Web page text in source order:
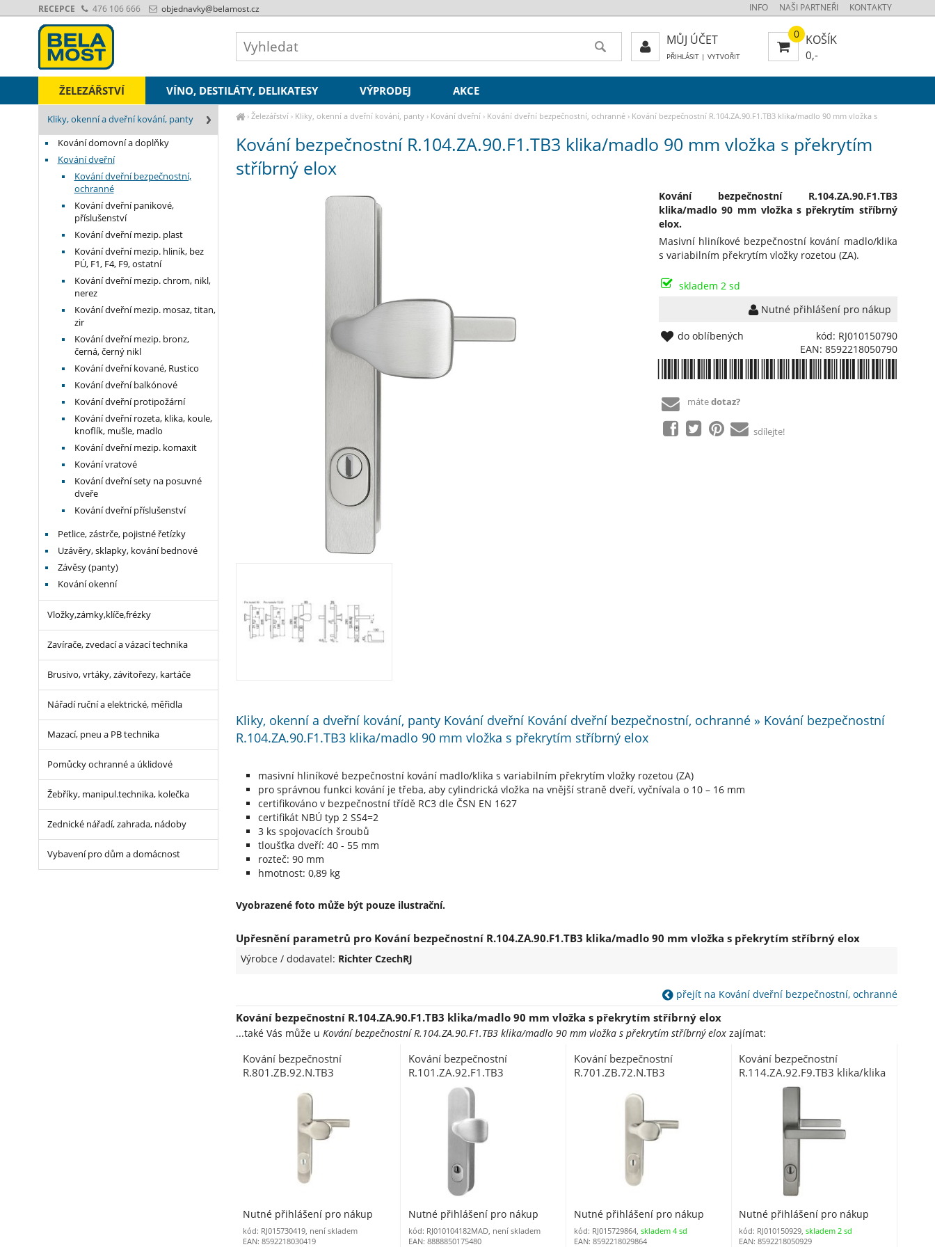
› Železářství› Kliky, okenní a dveřní kování, panty› Kování dveřní› Kování dveřní bezpečnostní, ochranné› Kování bezpečnostní R.104.ZA.90.F1.TB3 klika/madlo 90 mm vložka s
Kování bezpečnostní R.104.ZA.90.F1.TB3 klika/madlo 90 mm vložka s překrytím
stříbrný elox
Kování bezpečnostní R.104.ZA.90.F1.TB3
klika/madlo 90 mm vložka s překrytím stříbrný
elox.
Masivní hliníkové bezpečnostní kování madlo/klika
s variabilním překrytím vložky rozetou (ZA).
skladem 2 sd
Nutné přihlášení pro nákup
kód: RJ010150790
EAN: 8592218050790
do oblíbených
mátedotaz?
sdílejte!
Kliky, okenní a dveřní kování, panty Kování dveřní Kování dveřní bezpečnostní, ochranné » Kování bezpečnostní
R.104.ZA.90.F1.TB3 klika/madlo 90 mm vložka s překrytím stříbrný elox
masivní hliníkové bezpečnostní kování madlo/klika s variabilním překrytím vložky rozetou (ZA)
pro správnou funkci kování je třeba, aby cylindrická vložka na vnější straně dveří, vyčnívala o 10 – 16 mm
certifikováno v bezpečnostní třídě RC3 dle ČSN EN 1627
certifikát NBÚ typ 2 SS4=2
3 ks spojovacích šroubů
tloušťka dveří: 40 - 55 mm
rozteč: 90 mm
hmotnost: 0,89 kg
Vyobrazené foto může být pouze ilustrační.
Upřesnění parametrů pro Kování bezpečnostní R.104.ZA.90.F1.TB3 klika/madlo 90 mm vložka s překrytím stříbrný elox
Výrobce / dodavatel: Richter CzechRJ
přejít na Kování dveřní bezpečnostní, ochranné
Kování bezpečnostní R.104.ZA.90.F1.TB3 klika/madlo 90 mm vložka s překrytím stříbrný elox
...také Vás může u Kování bezpečnostní R.104.ZA.90.F1.TB3 klika/madlo 90 mm vložka s překrytím stříbrný eloxzajímat:
Kování bezpečnostní
R.801.ZB.92.N.TB3
překrytím nerez N RJ01020021
Nutné přihlášení pro nákup
kód: RJ015730419, není skladem
EAN: 8592218030419
Kování bezpečnostní
R.101.ZA.92.F1.TB3
madlo/madlo 92 mm vložka
stříbrný elox F1 s překrytím
Nutné přihlášení pro nákup
kód: RJ010104182MAD, není skladem
EAN: 8888850175480
Kování bezpečnostní
R.701.ZB.72.N.TB3
nerez s překrytím
Nutné přihlášení pro nákup
kód: RJ015729864, skladem 4 sd
EAN: 8592218029864
Kování bezpečnostní
R.114.ZA.92.F9.TB3 klika/klika
92 mm vložka s překrytím
Nutné přihlášení pro nákup
kód: RJ010150929,skladem 2 sd
EAN: 8592218050929
Kliky, okenní a dveřní kování, panty
Kování domovní a doplňky
Kování dveřní
Kování dveřní bezpečnostní,
ochranné
Kování dveřní panikové,
příslušenství
Kování dveřní mezip. plast
Kování dveřní mezip. hliník, bez
PÚ, F1, F4, F9, ostatní
Kování dveřní mezip. chrom, nikl,
nerez
Kování dveřní mezip. mosaz, titan,
zir
Kování dveřní mezip. bronz,
černá, černý nikl
Kování dveřní kované, Rustico
Kování dveřní balkónové
Kování dveřní protipožární
Kování dveřní rozeta, klika, koule,
knoflík, mušle, madlo
Kování dveřní mezip. komaxit
Kování vratové
Kování dveřní sety na posuvné
dveře
Kování dveřní příslušenství
Petlice, zástrče, pojistné řetízky
Uzávěry, sklapky, kování bednové
Závěsy (panty)
Kování okenní
Vložky,zámky,klíče,frézky
Zavírače, zvedací a vázací technika
Brusivo, vrtáky, závitořezy, kartáče
Nářadí ruční a elektrické, měřidla
Mazací, pneu a PB technika
Pomůcky ochranné a úklidové
Žebříky, manipul.technika, kolečka
Zednické nářadí, zahrada, nádoby
Vybavení pro dům a domácnost
ŽELEZÁŘSTVÍ VÍNO, DESTILÁTY, DELIKATESY VÝPRODEJ AKCE
INFO NAŠI PARTNEŘI KONTAKTY
RECEPCE 476 106 666 objednavky@belamost.cz
MŮJ ÚČET
PŘIHLÁSIT| VYTVOŘIT
0 KOŠÍK
0,-